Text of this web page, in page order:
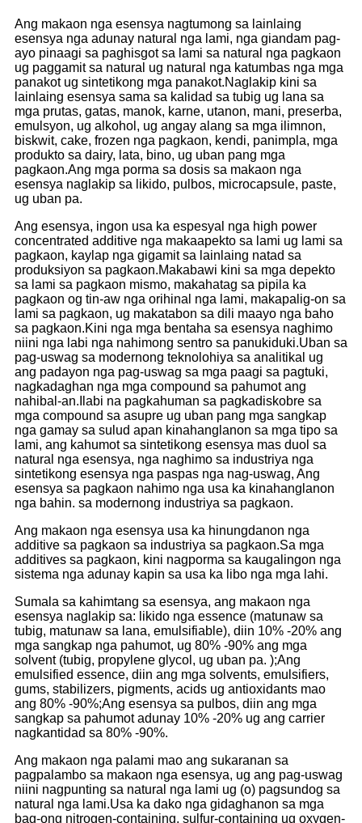
Ang makaon nga esensya nagtumong sa lainlaing
esensya nga adunay natural nga lami, nga giandam pag-
ayo pinaagi sa paghisgot sa lami sa natural nga pagkaon
ug paggamit sa natural ug natural nga katumbas nga mga
panakot ug sintetikong mga panakot.Naglakip kini sa
lainlaing esensya sama sa kalidad sa tubig ug lana sa
mga prutas, gatas, manok, karne, utanon, mani, preserba,
emulsyon, ug alkohol, ug angay alang sa mga ilimnon,
biskwit, cake, frozen nga pagkaon, kendi, panimpla, mga
produkto sa dairy, lata, bino, ug uban pang mga
pagkaon.Ang mga porma sa dosis sa makaon nga
esensya naglakip sa likido, pulbos, microcapsule, paste,
ug uban pa.
Ang esensya, ingon usa ka espesyal nga high power
concentrated additive nga makaapekto sa lami ug lami sa
pagkaon, kaylap nga gigamit sa lainlaing natad sa
produksiyon sa pagkaon.Makabawi kini sa mga depekto
sa lami sa pagkaon mismo, makahatag sa pipila ka
pagkaon og tin-aw nga orihinal nga lami, makapalig-on sa
lami sa pagkaon, ug makatabon sa dili maayo nga baho
sa pagkaon.Kini nga mga bentaha sa esensya naghimo
niini nga labi nga nahimong sentro sa panukiduki.Uban sa
pag-uswag sa modernong teknolohiya sa analitikal ug
ang padayon nga pag-uswag sa mga paagi sa pagtuki,
nagkadaghan nga mga compound sa pahumot ang
nahibal-an.Ilabi na pagkahuman sa pagkadiskobre sa
mga compound sa asupre ug uban pang mga sangkap
nga gamay sa sulud apan kinahanglanon sa mga tipo sa
lami, ang kahumot sa sintetikong esensya mas duol sa
natural nga esensya, nga naghimo sa industriya nga
sintetikong esensya nga paspas nga nag-uswag, Ang
esensya sa pagkaon nahimo nga usa ka kinahanglanon
nga bahin. sa modernong industriya sa pagkaon.
Ang makaon nga esensya usa ka hinungdanon nga
additive sa pagkaon sa industriya sa pagkaon.Sa mga
additives sa pagkaon, kini nagporma sa kaugalingon nga
sistema nga adunay kapin sa usa ka libo nga mga lahi.
Sumala sa kahimtang sa esensya, ang makaon nga
esensya naglakip sa: likido nga essence (matunaw sa
tubig, matunaw sa lana, emulsifiable), diin 10% -20% ang
mga sangkap nga pahumot, ug 80% -90% ang mga
solvent (tubig, propylene glycol, ug uban pa. );Ang
emulsified essence, diin ang mga solvents, emulsifiers,
gums, stabilizers, pigments, acids ug antioxidants mao
ang 80% -90%;Ang esensya sa pulbos, diin ang mga
sangkap sa pahumot adunay 10% -20% ug ang carrier
nagkantidad sa 80% -90%.
Ang makaon nga palami mao ang sukaranan sa
pagpalambo sa makaon nga esensya, ug ang pag-uswag
niini nagpunting sa natural nga lami ug (o) pagsundog sa
natural nga lami.Usa ka dako nga gidaghanon sa mga
bag-ong nitrogen-containing, sulfur-containing ug oxygen-